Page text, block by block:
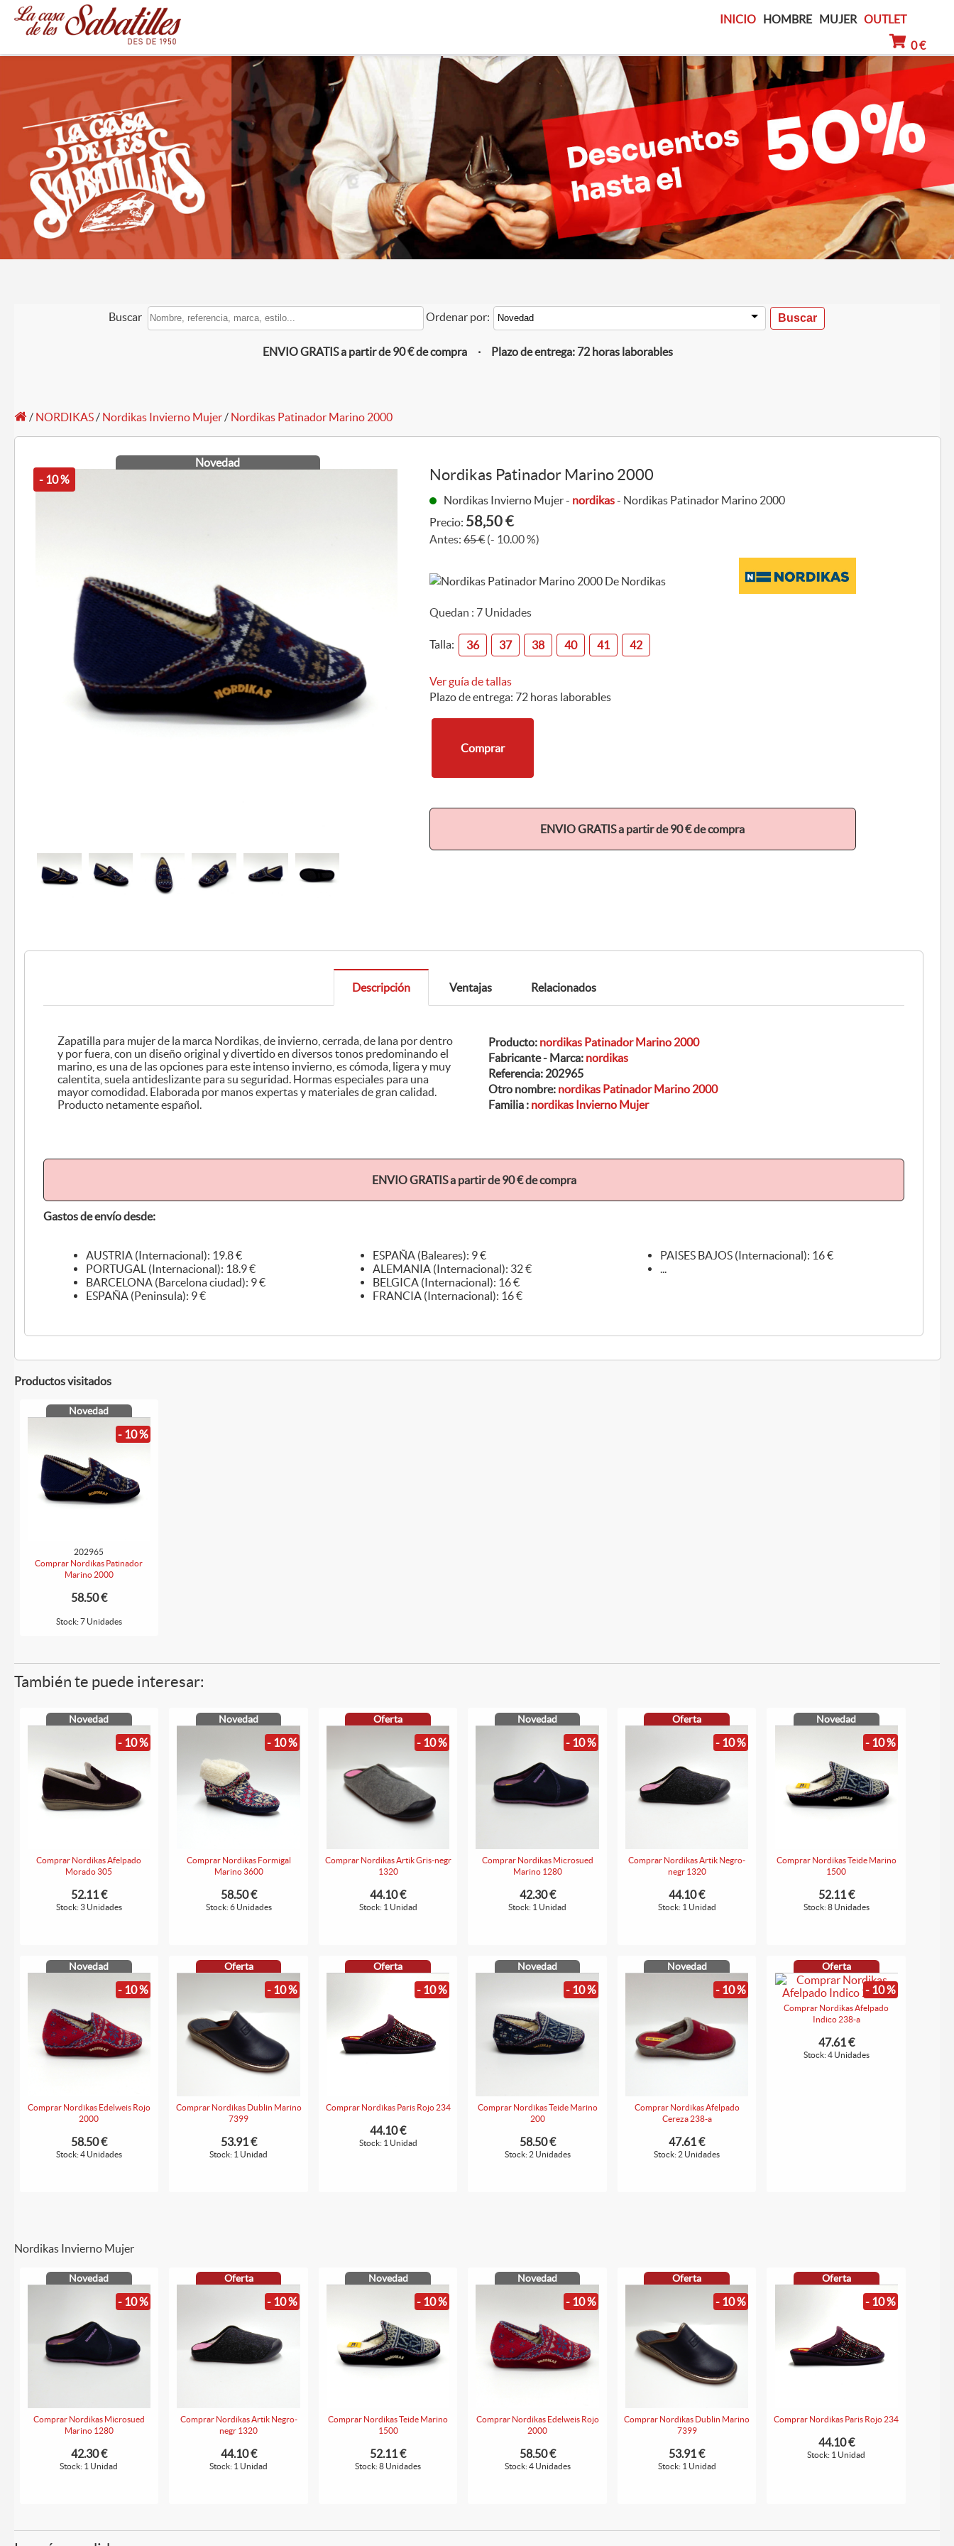
INICIO HOMBRE MUJER OUTLET
0 €
Buscar Ordenar por:
ENVIO GRATIS a partir de 90 € de compra · Plazo de entrega: 72 horas laborables
/ NORDIKAS/ Nordikas Invierno Mujer/ Nordikas Patinador Marino 2000
Novedad
- 10 %
Nordikas Patinador Marino 2000
Nordikas Invierno Mujer - nordikas- Nordikas Patinador Marino 2000
Precio: 58,50 €
Antes:65 €(- 10.00 %)
Quedan : 7 Unidades
Talla: 36 37 38 40 41 42
Ver guía de tallas
Plazo de entrega: 72 horas laborables
Comprar
ENVIO GRATIS a partir de 90 € de compra
Descripción Ventajas Relacionados
Zapatilla para mujer de la marca Nordikas, de invierno, cerrada, de lana por dentro
y por fuera, con un diseño original y divertido en diversos tonos predominando el
marino, es una de las opciones para este intenso invierno, es cómoda, ligera y muy
calentita, suela antideslizante para su seguridad. Hormas especiales para una
mayor comodidad. Elaborada por manos expertas y materiales de gran calidad.
Producto netamente español.
Producto: nordikas Patinador Marino 2000
Fabricante - Marca: nordikas
Referencia: 202965
Otro nombre: nordikas Patinador Marino 2000
Familia : nordikas Invierno Mujer
ENVIO GRATIS a partir de 90 € de compra
Gastos de envío desde:
AUSTRIA (Internacional): 19.8 €
PORTUGAL (Internacional): 18.9 €
BARCELONA (Barcelona ciudad): 9 €
ESPAÑA (Peninsula): 9 €
ESPAÑA (Baleares): 9 €
ALEMANIA (Internacional): 32 €
BELGICA (Internacional): 16 €
FRANCIA (Internacional): 16 €
PAISES BAJOS (Internacional): 16 €
...
Productos visitados
Novedad
- 10 %
202965
Comprar Nordikas Patinador
Marino 2000
58.50 €
Stock: 7 Unidades
También te puede interesar:
Novedad
- 10 %
Comprar Nordikas Afelpado
Morado 305
52.11 €
Stock: 3 Unidades
Novedad
- 10 %
Comprar Nordikas Formigal
Marino 3600
58.50 €
Stock: 6 Unidades
Oferta
- 10 %
Comprar Nordikas Artik Gris-negr
1320
44.10 €
Stock: 1 Unidad
Novedad
- 10 %
Comprar Nordikas Microsued
Marino 1280
42.30 €
Stock: 1 Unidad
Oferta
- 10 %
Comprar Nordikas Artik Negro-
negr 1320
44.10 €
Stock: 1 Unidad
Novedad
- 10 %
Comprar Nordikas Teide Marino
1500
52.11 €
Stock: 8 Unidades
Novedad
- 10 %
Comprar Nordikas Edelweis Rojo
2000
58.50 €
Stock: 4 Unidades
Oferta
- 10 %
Comprar Nordikas Dublin Marino
7399
53.91 €
Stock: 1 Unidad
Oferta
- 10 %
Comprar Nordikas Paris Rojo 234
44.10 €
Stock: 1 Unidad
Novedad
- 10 %
Comprar Nordikas Teide Marino
200
58.50 €
Stock: 2 Unidades
Novedad
- 10 %
Comprar Nordikas Afelpado
Cereza 238-a
47.61 €
Stock: 2 Unidades
Oferta
- 10 %
Comprar Nordikas Afelpado
Indico 238-a
47.61 €
Stock: 4 Unidades
Nordikas Invierno Mujer
Novedad
- 10 %
Comprar Nordikas Microsued
Marino 1280
42.30 €
Stock: 1 Unidad
Oferta
- 10 %
Comprar Nordikas Artik Negro-
negr 1320
44.10 €
Stock: 1 Unidad
Novedad
- 10 %
Comprar Nordikas Teide Marino
1500
52.11 €
Stock: 8 Unidades
Novedad
- 10 %
Comprar Nordikas Edelweis Rojo
2000
58.50 €
Stock: 4 Unidades
Oferta
- 10 %
Comprar Nordikas Dublin Marino
7399
53.91 €
Stock: 1 Unidad
Oferta
- 10 %
Comprar Nordikas Paris Rojo 234
44.10 €
Stock: 1 Unidad